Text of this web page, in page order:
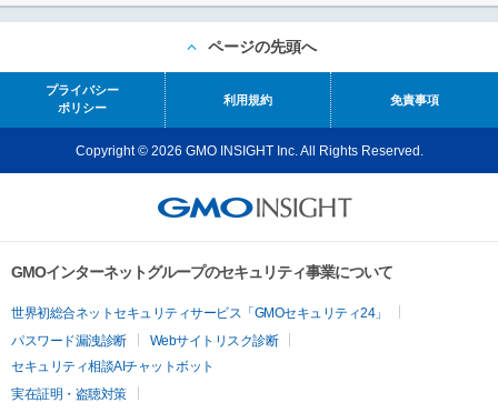
ページの先頭へ
プライバシー
ポリシー
利用規約 免責事項
Copyright © 2026 GMO INSIGHT Inc. All Rights Reserved.
GMOインターネットグループのセキュリティ事業について
世界初総合ネットセキュリティサービス「GMOセキュリティ24」
パスワード漏洩診断
Webサイトリスク診断
セキュリティ相談AIチャットボット
実在証明・盗聴対策